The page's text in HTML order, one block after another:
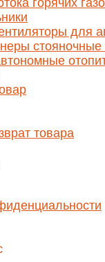
горячих
для
товара